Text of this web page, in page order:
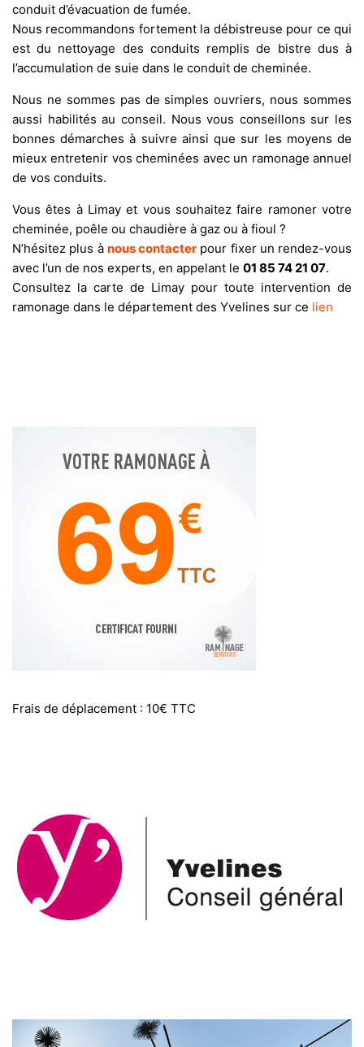
conduit d’évacuation de fumée.
Nous recommandons fortement la débistreuse pour ce qui
est du nettoyage des conduits remplis de bistre dus à
l’accumulation de suie dans le conduit de cheminée.
Nous ne sommes pas de simples ouvriers, nous sommes
aussi habilités au conseil. Nous vous conseillons sur les
bonnes démarches à suivre ainsi que sur les moyens de
mieux entretenir vos cheminées avec un ramonage annuel
de vos conduits.
Vous êtes à Limay et vous souhaitez faire ramoner votre
cheminée, poêle ou chaudière à gaz ou à fioul ?
N’hésitez plus à nous contacter pour fixer un rendez-vous
avec l’un de nos experts, en appelant le 01 85 74 21 07.
Consultez la carte de Limay pour toute intervention de
ramonage dans le département des Yvelines sur ce lien
Frais de déplacement : 10€ TTC